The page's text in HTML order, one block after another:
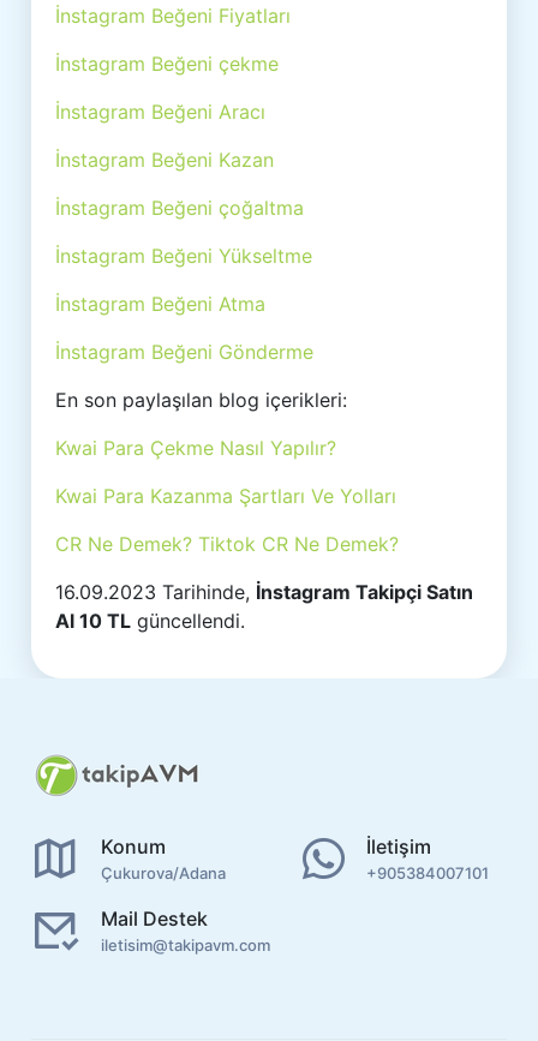
İnstagram Beğeni Fiyatları
İnstagram Beğeni çekme
İnstagram Beğeni Aracı
İnstagram Beğeni Kazan
İnstagram Beğeni çoğaltma
İnstagram Beğeni Yükseltme
İnstagram Beğeni Atma
İnstagram Beğeni Gönderme
En son paylaşılan blog içerikleri:
Kwai Para Çekme Nasıl Yapılır?
Kwai Para Kazanma Şartları Ve Yolları
CR Ne Demek? Tiktok CR Ne Demek?
16.09.2023 Tarihinde, İnstagram Takipçi Satın
Al 10 TL güncellendi.
Konum
Çukurova/Adana
İletişim
+905384007101
Mail Destek
iletisim@takipavm.com